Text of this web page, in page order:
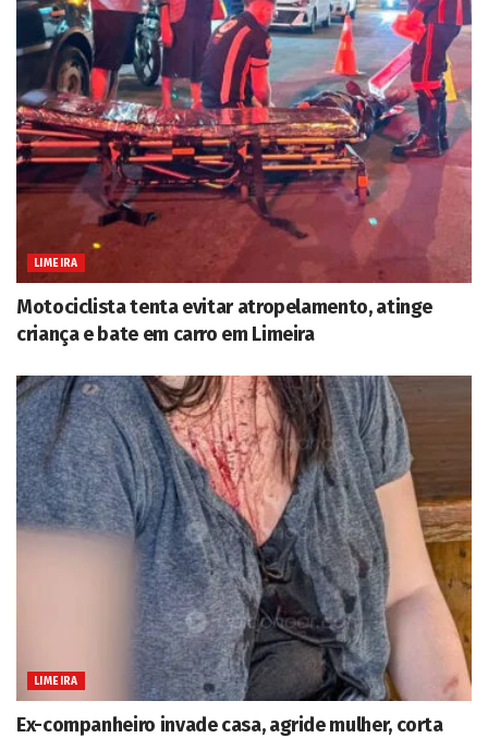
LIMEIRA
Motociclista tenta evitar atropelamento, atinge
criança e bate em carro em Limeira
LIMEIRA
Ex-companheiro invade casa, agride mulher, corta